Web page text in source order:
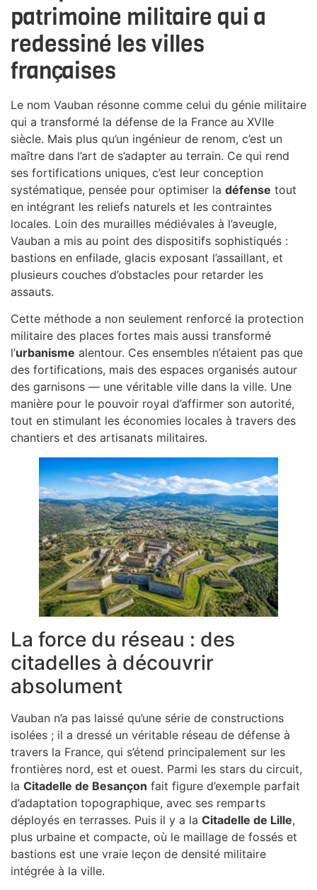
patrimoine militaire qui a
redessiné les villes
françaises
Le nom Vauban résonne comme celui du génie militaire
qui a transformé la défense de la France au XVIIe
siècle. Mais plus qu’un ingénieur de renom, c’est un
maître dans l’art de s’adapter au terrain. Ce qui rend
ses fortifications uniques, c’est leur conception
systématique, pensée pour optimiser la défense tout
en intégrant les reliefs naturels et les contraintes
locales. Loin des murailles médiévales à l’aveugle,
Vauban a mis au point des dispositifs sophistiqués :
bastions en enfilade, glacis exposant l’assaillant, et
plusieurs couches d’obstacles pour retarder les
assauts.
Cette méthode a non seulement renforcé la protection
militaire des places fortes mais aussi transformé
l’urbanisme alentour. Ces ensembles n’étaient pas que
des fortifications, mais des espaces organisés autour
des garnisons — une véritable ville dans la ville. Une
manière pour le pouvoir royal d’affirmer son autorité,
tout en stimulant les économies locales à travers des
chantiers et des artisanats militaires.
La force du réseau : des
citadelles à découvrir
absolument
Vauban n’a pas laissé qu’une série de constructions
isolées ; il a dressé un véritable réseau de défense à
travers la France, qui s’étend principalement sur les
frontières nord, est et ouest. Parmi les stars du circuit,
la Citadelle de Besançon fait figure d’exemple parfait
d’adaptation topographique, avec ses remparts
déployés en terrasses. Puis il y a la Citadelle de Lille,
plus urbaine et compacte, où le maillage de fossés et
bastions est une vraie leçon de densité militaire
intégrée à la ville.